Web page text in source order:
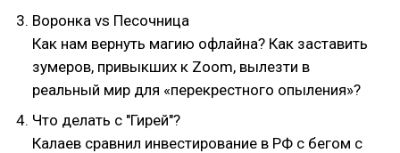
Воронка vs Песочница
Как нам вернуть магию офлайна? Как заставить
зумеров, привыкших к Zoom, вылезти в
реальный мир для «перекрестного опыления»?
Что делать с "Гирей"?
Калаев сравнил инвестирование в РФ с бегом с